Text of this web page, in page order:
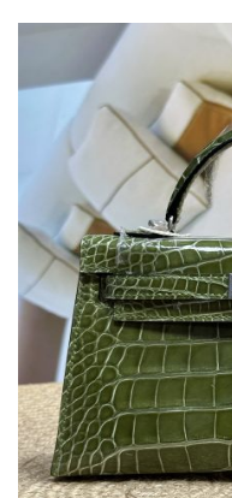
録
管
せ
yoyocopys@gmail.com
2026人気特集
バッグ
財布
時計
服
ズボン
衣装セット
靴
住まい用品
アクセサリー
ベルト
スカーフ
アイフォーンケ
ース
小物
最
当店は正真正銘のn級スー
2026春の新作続々更新中
新作入荷！ルイ・ヴィトン